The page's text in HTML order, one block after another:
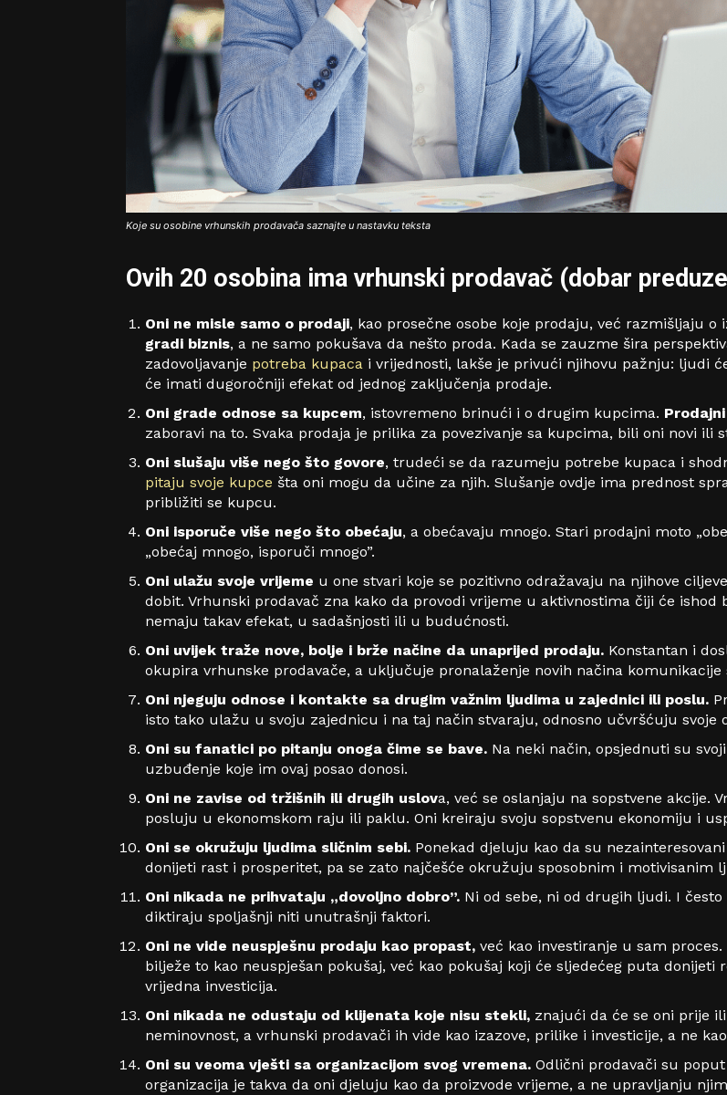
Koje su osobine vrhunskih prodavača saznajte u nastavku teksta
Ovih 20 osobina ima vrhunski prodavač (dobar
Oni ne misle samo o prodaji, kao prosečne osobe koje prodaju, već razmišljaju o
gradi biznis, a ne samo pokušava da nešto proda. Kada se zauzme šira
zadovoljavanje potreba kupaca i vrijednosti, lakše je privući njihovu pažnju: ljudi
će imati dugoročniji efekat od jednog zaključenja prodaje.
Oni grade odnose sa kupcem, istovremeno brinući i o drugim kupcima.
zaboravi na to. Svaka prodaja je prilika za povezivanje sa kupcima, bili oni novi ili
Oni slušaju više nego što govore, trudeći se da razumeju potrebe kupaca i
pitaju svoje kupce šta oni mogu da učine za njih. Slušanje ovdje ima prednost
približiti se kupcu.
Oni isporuče više nego što obećaju, a obećavaju mnogo. Stari prodajni moto
„obećaj mnogo, isporuči mnogo”.
Oni ulažu svoje vrijeme u one stvari koje se pozitivno odražavaju na njihove
dobit. Vrhunski prodavač zna kako da provodi vrijeme u aktivnostima čiji će ishod
nemaju takav efekat, u sadašnjosti ili u budućnosti.
Oni uvijek traže nove, bolje i brže načine da unaprijed prodaju. Konstantan i
okupira vrhunske prodavače, a uključuje pronalaženje novih načina
Oni njeguju odnose i kontakte sa drugim važnim ljudima u zajednici ili poslu.
isto tako ulažu u svoju zajednicu i na taj način stvaraju, odnosno učvršćuju svoje
Oni su fanatici po pitanju onoga čime se bave. Na neki način, opsjednuti su
uzbuđenje koje im ovaj posao donosi.
Oni ne zavise od tržišnih ili drugih uslova, već se oslanjaju na sopstvene akcije.
posluju u ekonomskom raju ili paklu. Oni kreiraju svoju sopstvenu ekonomiju i
Oni se okružuju ljudima sličnim sebi. Ponekad djeluju kao da su
donijeti rast i prosperitet, pa se zato najčešće okružuju sposobnim i motivisanim
Oni nikada ne prihvataju „dovoljno dobro”. Ni od sebe, ni od drugih ljudi. I
diktiraju spoljašnji niti unutrašnji faktori.
Oni ne vide neuspješnu prodaju kao propast, već kao investiranje u sam
bilježe to kao neuspješan pokušaj, već kao pokušaj koji će sljedećeg puta
vrijedna investicija.
Oni nikada ne odustaju od klijenata koje nisu stekli, znajući da će se oni prije
neminovnost, a vrhunski prodavači ih vide kao izazove, prilike i investicije, a ne
Oni su veoma vješti sa organizacijom svog vremena. Odlični prodavači su
organizacija je takva da oni djeluju kao da proizvode vrijeme, a ne upravljanju